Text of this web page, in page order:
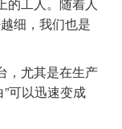
细，我们也是
，尤其是在生产
可以迅速变成